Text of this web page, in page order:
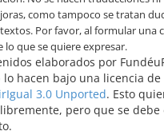
elaborados por
hacen bajo una licencia de
3.0 Unported. Esto
pero que se